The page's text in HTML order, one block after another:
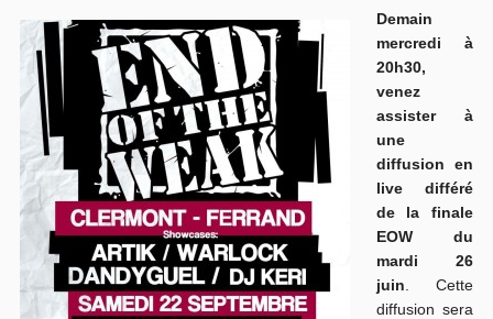
Demain
mercredi à
20h30,
venez
assister à
une
diffusion en
live différé
de la finale
EOW du
mardi 26
juin . Cette
diffusion sera